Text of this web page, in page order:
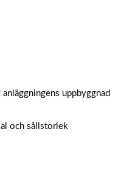
anläggningens uppbyggnad
och sållstorlek